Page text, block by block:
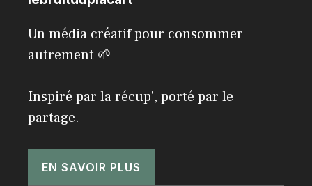
Un média créatif pour consommer
autrement 🌱
Inspiré par la récup', porté par le
partage.
EN SAVOIR PLUS